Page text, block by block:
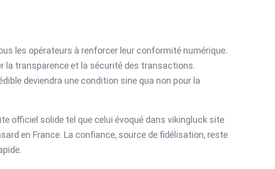
les opérateurs à renforcer leur conformité numérique.
la transparence et la sécurité des transactions.
deviendra une condition sine qua non pour la
officiel solide tel que celui évoqué dans vikingluck site
en France. La confiance, source de fidélisation, reste